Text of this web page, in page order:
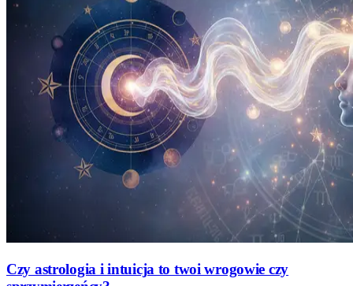
Czy astrologia i intuicja to twoi wrogowie czy